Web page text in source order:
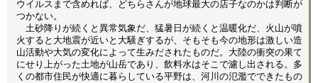
ウイルスまで含めれば、どちらさんが地球最大の店子なのかは判断が
つかない。
土砂降りが続くと異常気象だ、猛暑日が続くと温暖化だ、火山が噴
火すると大地震が近いと大騒ぎするが、そもそも今の地形は激しい造
山活動や大気の変化によって生みだされたものだ。大陸の衝突の果て
にせり上がった土地が山岳であり、飲料水はそこで濾し出される。多
くの都市住民が快適に暮らしている平野は、河川の氾濫でできたもの